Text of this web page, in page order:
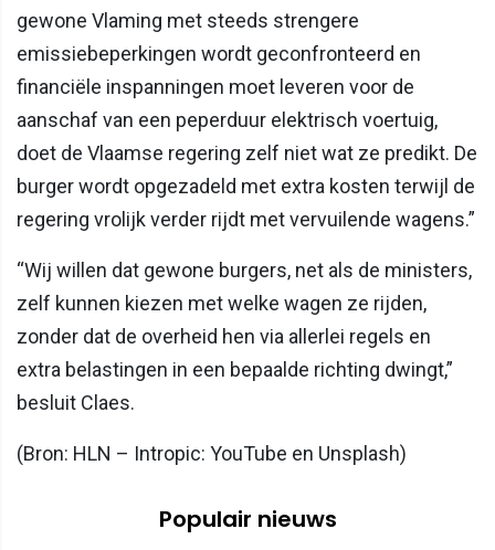
gewone Vlaming met steeds strengere
emissiebeperkingen wordt geconfronteerd en
financiële inspanningen moet leveren voor de
aanschaf van een peperduur elektrisch voertuig,
doet de Vlaamse regering zelf niet wat ze predikt. De
burger wordt opgezadeld met extra kosten terwijl de
regering vrolijk verder rijdt met vervuilende wagens.”
“Wij willen dat gewone burgers, net als de ministers,
zelf kunnen kiezen met welke wagen ze rijden,
zonder dat de overheid hen via allerlei regels en
extra belastingen in een bepaalde richting dwingt,”
besluit Claes.
(Bron: HLN – Intropic: YouTube en Unsplash)
Populair nieuws